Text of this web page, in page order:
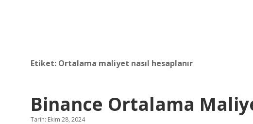
Etiket: Ortalama maliyet nasıl hesaplanır
Binance Ortalama
Tarih: Ekim 28, 2024